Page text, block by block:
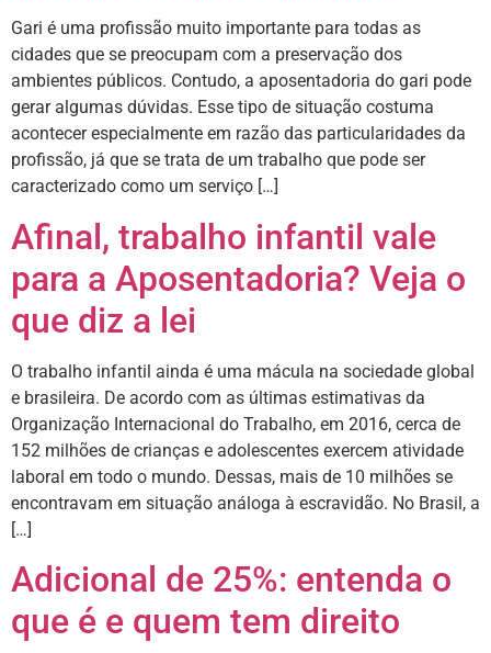
Gari é uma profissão muito importante para todas as
cidades que se preocupam com a preservação dos
ambientes públicos. Contudo, a aposentadoria do gari pode
gerar algumas dúvidas. Esse tipo de situação costuma
acontecer especialmente em razão das particularidades da
profissão, já que se trata de um trabalho que pode ser
caracterizado como um serviço […]
Afinal, trabalho infantil vale
para a Aposentadoria? Veja o
que diz a lei
O trabalho infantil ainda é uma mácula na sociedade global
e brasileira. De acordo com as últimas estimativas da
Organização Internacional do Trabalho, em 2016, cerca de
152 milhões de crianças e adolescentes exercem atividade
laboral em todo o mundo. Dessas, mais de 10 milhões se
encontravam em situação análoga à escravidão. No Brasil, a
[…]
Adicional de 25%: entenda o
que é e quem tem direito